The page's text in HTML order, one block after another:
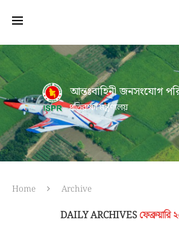
আন্তঃবাহিনী জনসংযোগ
প্রতিরক্ষা মন্ত্রণালয়
Home Archive
DAILY ARCHIVES